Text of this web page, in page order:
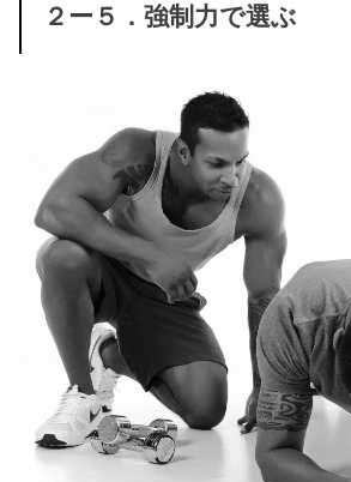
２ー５．強制力で選ぶ